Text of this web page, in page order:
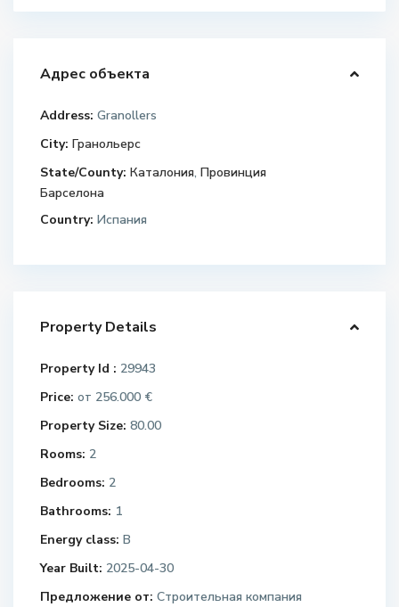
Адрес объекта
Address: Granollers
City: Гранольерс
State/County: Каталония,Провинция
Барселона
Country: Испания
Property Details
Property Id : 29943
Price: от 256.000 €
Property Size: 80.00
Rooms: 2
Bedrooms: 2
Bathrooms: 1
Energy class: B
Year Built: 2025-04-30
Предложение от: Строительная компания